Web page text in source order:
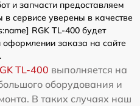
и запчасти предоставляем
сервисе уверены в качестве
RGK TL-400 будет
заказа на сайте
TL-400 выполняется на
оборудования и
В таких случаях наш